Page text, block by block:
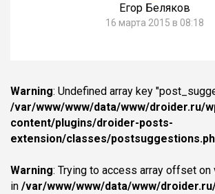
Егор Беляков
16 марта 2015 в 08:18
Warning: Undefined array key
/var/www/www/data/www/droider.ru/
content/plugins/droider-posts-
extension/classes/
Warning: Trying to access array offset on
in /var/www/www/data/www/